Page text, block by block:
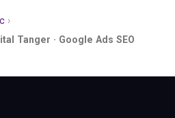
›
Tanger · Google Ads SEO